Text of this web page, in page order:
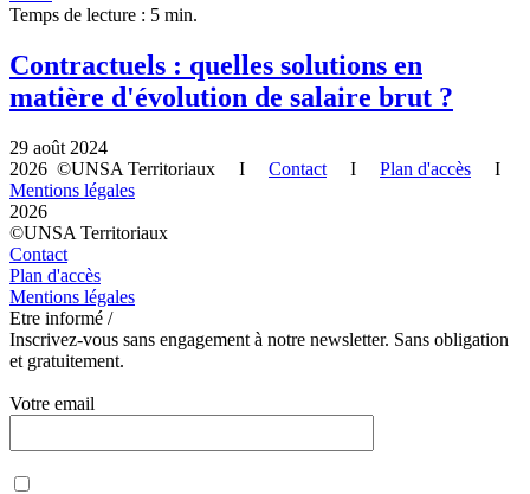
Temps de lecture : 5 min.
Contractuels : quelles solutions en
matière d'évolution de salaire brut ?
29 août 2024
2026 ©UNSA Territoriaux I Contact I Plan d'accès I
Mentions légales
2026
©UNSA Territoriaux
Contact
Plan d'accès
Mentions légales
Etre informé /
Inscrivez-vous sans engagement à notre newsletter. Sans obligation
et gratuitement.
Votre email